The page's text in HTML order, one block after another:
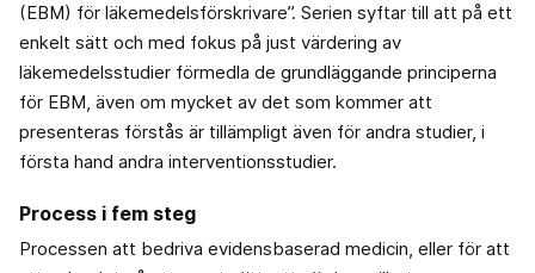
(EBM) för läkemedelsförskrivare”. Serien syftar till att på ett
enkelt sätt och med fokus på just värdering av
läkemedelsstudier förmedla de grundläggande principerna
för EBM, även om mycket av det som kommer att
presenteras förstås är tillämpligt även för andra studier, i
första hand andra interventionsstudier.
Process i fem steg
Processen att bedriva evidensbaserad medicin, eller för att